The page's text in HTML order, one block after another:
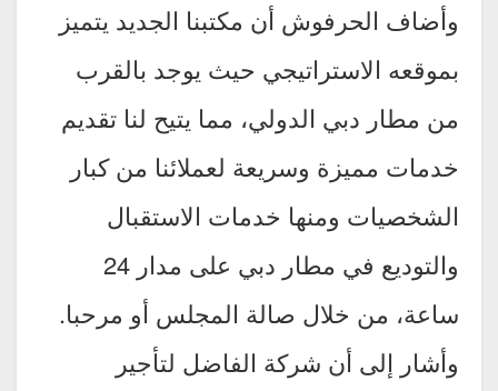
وأضاف الحرفوش أن مكتبنا الجديد يتميز
بموقعه الاستراتيجي حيث يوجد بالقرب
من مطار دبي الدولي، مما يتيح لنا تقديم
خدمات مميزة وسريعة لعملائنا من كبار
الشخصيات ومنها خدمات الاستقبال
والتوديع في مطار دبي على مدار 24
ساعة، من خلال صالة المجلس أو مرحبا.
وأشار إلى أن شركة الفاضل لتأجير